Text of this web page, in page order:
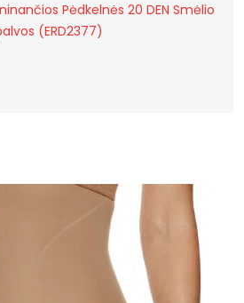
Pėdkelnės 20 DEN Smėlio
(ERD2377)